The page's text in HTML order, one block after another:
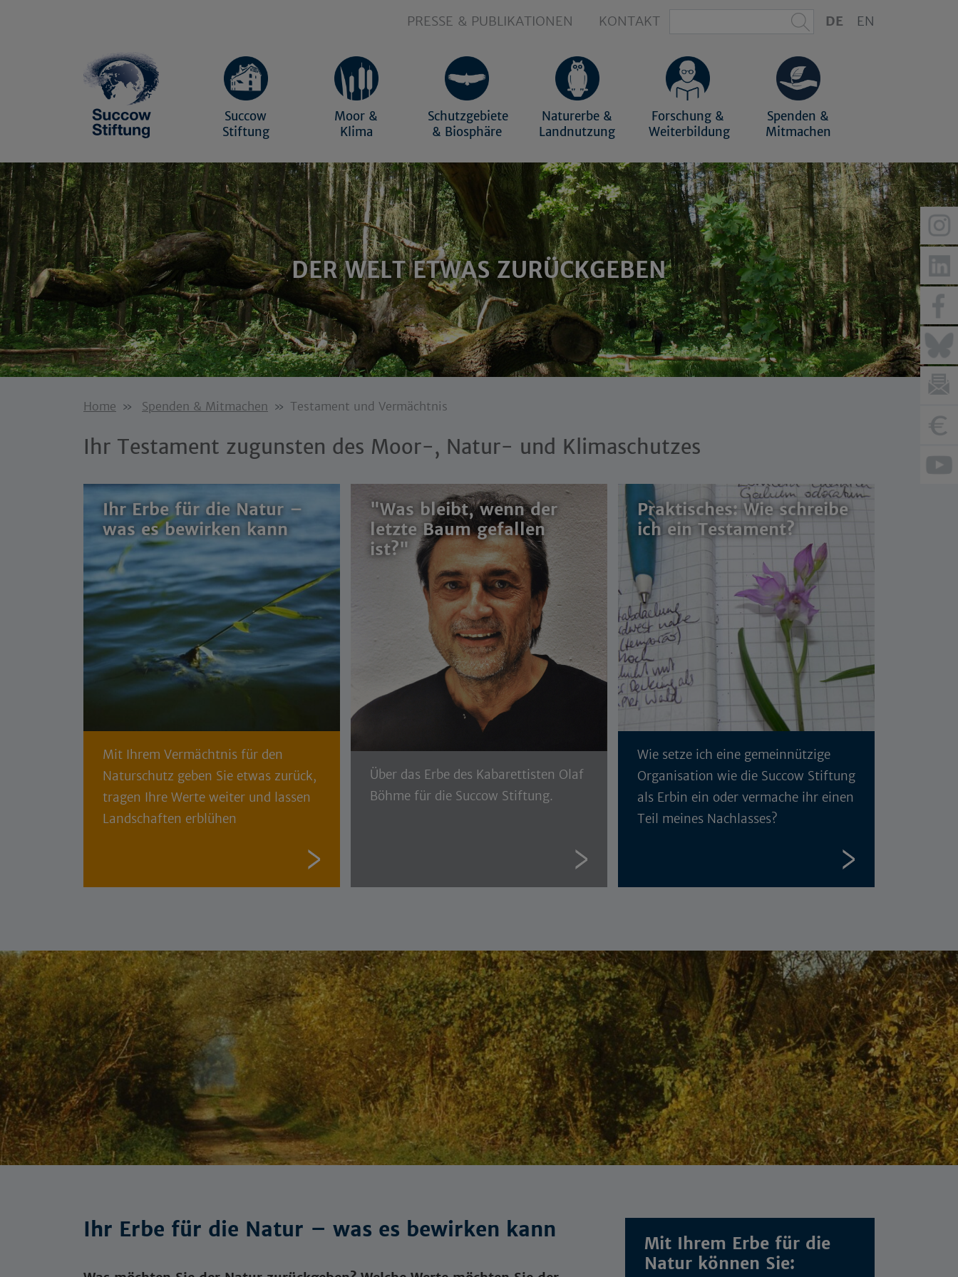
PRESSE & PUBLIKATIONEN KONTAKT DE EN
Succow
Stiftung
Moor &
Klima
Schutzgebiete
& Biosphäre
Naturerbe &
Landnutzung
Forschung &
Weiterbildung
Spenden &
Mitmachen
DER WELT ETWAS ZURÜCKGEBEN
Home Spenden & Mitmachen Testament und Vermächtnis
Ihr Testament zugunsten des Moor-, Natur- und Klimaschutzes
Ihr Erbe für die Natur –
was es bewirken kann
Mit Ihrem Vermächtnis für den
Naturschutz geben Sie etwas zurück,
tragen Ihre Werte weiter und lassen
Landschaften erblühen
"Was bleibt, wenn der
letzte Baum gefallen
ist?"
Über das Erbe des Kabarettisten Olaf
Böhme für die Succow Stiftung.
Praktisches: Wie schreibe
ich ein Testament?
Wie setze ich eine gemeinnützige
Organisation wie die Succow Stiftung
als Erbin ein oder vermache ihr einen
Teil meines Nachlasses?
Ihr Erbe für die Natur – was es bewirken kann
Mit Ihrem Erbe für die
Natur können Sie: